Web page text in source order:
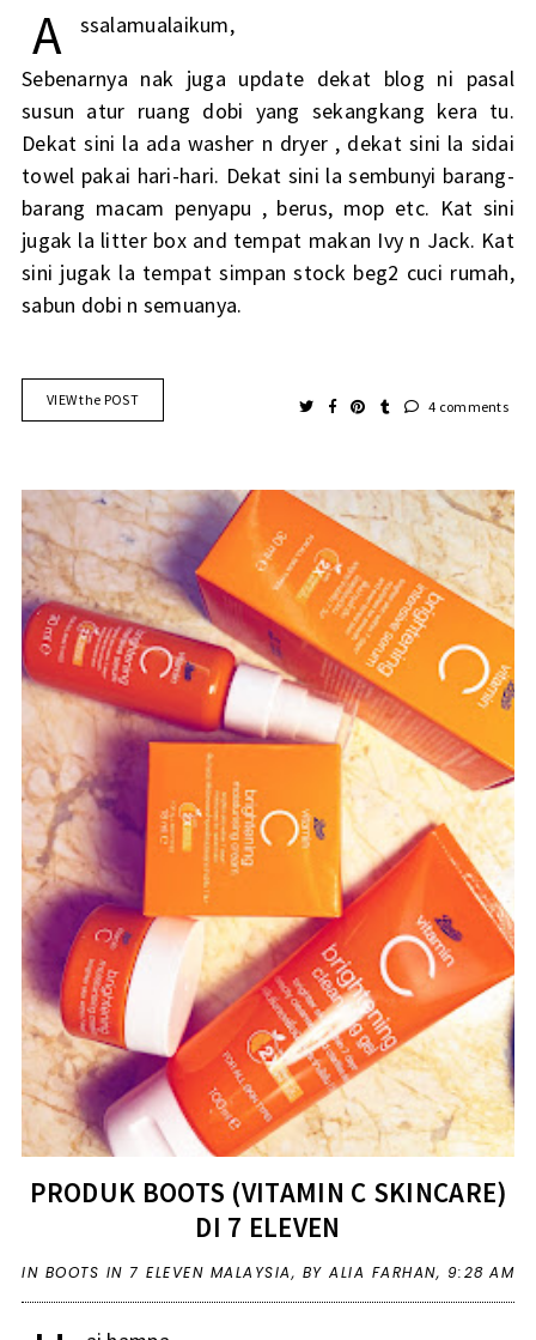
A
ssalamualaikum,
Sebenarnya nak juga update dekat blog ni pasal
susun atur ruang dobi yang sekangkang kera tu.
Dekat sini la ada washer n dryer , dekat sini la sidai
towel pakai hari-hari. Dekat sini la sembunyi barang-
barang macam penyapu , berus, mop etc. Kat sini
jugak la litter box and tempat makan Ivy n Jack. Kat
sini jugak la tempat simpan stock beg2 cuci rumah,
sabun dobi n semuanya.
VIEW the POST 4 comments
PRODUK BOOTS (VITAMIN C SKINCARE)
DI 7 ELEVEN
IN BOOTS IN 7 ELEVEN MALAYSIA, BY ALIA FARHAN, 9:28 AM